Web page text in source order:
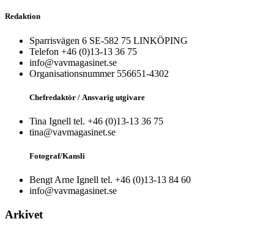
Redaktion
Sparrisvägen 6 SE-582 75 LINKÖPING
Telefon +46 (0)13-13 36 75
info@vavmagasinet.se
Organisationsnummer 556651-4302
Chefredaktör / Ansvarig utgivare
Tina Ignell tel. +46 (0)13-13 36 75
tina@vavmagasinet.se
Fotograf/Kansli
Bengt Arne Ignell tel. +46 (0)13-13 84 60
info@vavmagasinet.se
Arkivet